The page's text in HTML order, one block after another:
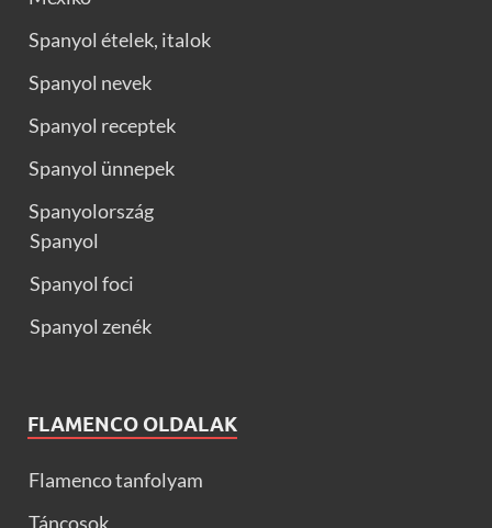
Spanyol ételek, italok
Spanyol nevek
Spanyol receptek
Spanyol ünnepek
Spanyolország
Spanyol
Spanyol foci
Spanyol zenék
FLAMENCO OLDALAK
Flamenco tanfolyam
Táncosok